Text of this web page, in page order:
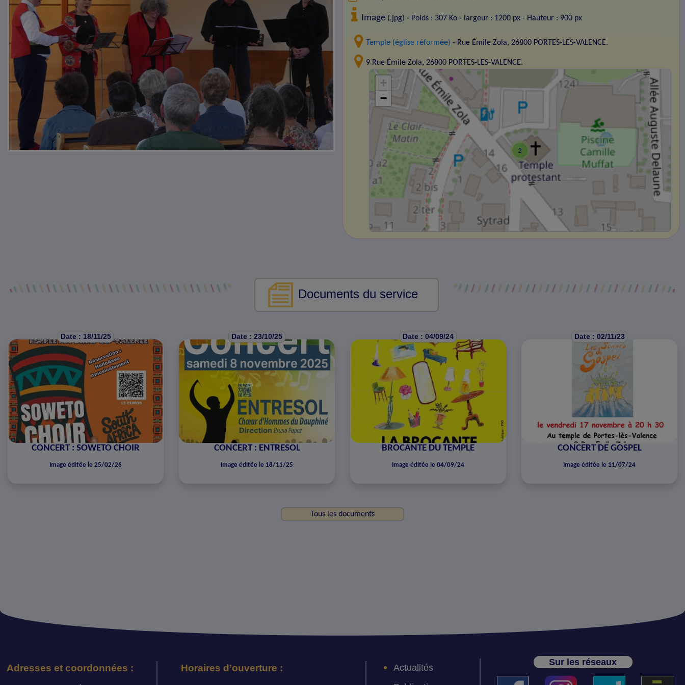
Image (.jpg) - Poids : 307 Ko - largeur : 1200 px - Hauteur : 900 px
Temple (église réformée) - Rue Émile Zola, 26800 PORTES-LES-VALENCE.
9 Rue Émile Zola, 26800 PORTES-LES-VALENCE.
2
+
−
Documents du service
Date : 18/11/25
CONCERT : SOWETO CHOIR
Image éditée le 25/02/26
Date : 23/10/25
CONCERT : ENTRESOL
Image éditée le 18/11/25
Date : 04/09/24
BROCANTE DU TEMPLE
Image éditée le 04/09/24
Date : 02/11/23
CONCERT DE GOSPEL
Image éditée le 11/07/24
Tous les documents
Adresses et coordonnées : Horaires d’ouverture :
Actualités
Sur les réseaux